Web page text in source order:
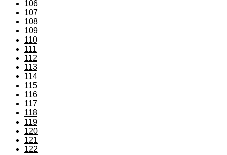
106
107
108
109
110
111
112
113
114
115
116
117
118
119
120
121
122